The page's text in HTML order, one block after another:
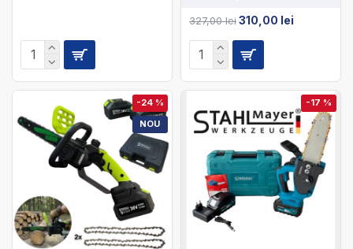
327,00 lei310,00 lei
NOU
-24 % -17 %